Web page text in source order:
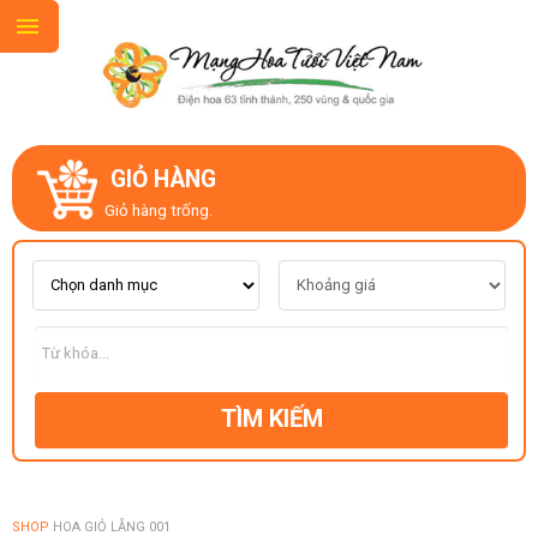
GIỎ HÀNG
Giỏ hàng trống.
TÌM KIẾM
SHOP HOA GIỎ LẴNG 001
GIỚI THIỆU
LIÊN HỆ
MẪU HOA MỚI
CHỦ ĐỀ